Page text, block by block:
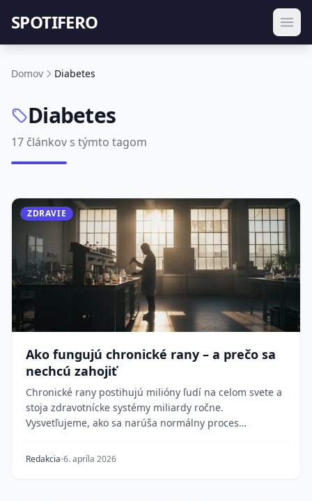
SPOTIFERO
Domov Diabetes
Diabetes
17 článkov s týmto tagom
ZDRAVIE
Ako fungujú chronické rany – a prečo sa
nechcú zahojiť
Chronické rany postihujú milióny ľudí na celom svete a
stoja zdravotnícke systémy miliardy ročne.
Vysvetľujeme, ako sa narúša normálny proces
Redakcia 6. apríla 2026